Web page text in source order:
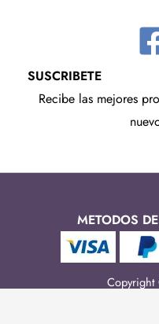
SUSCRIBETE
Recibe las mejores
METODOS